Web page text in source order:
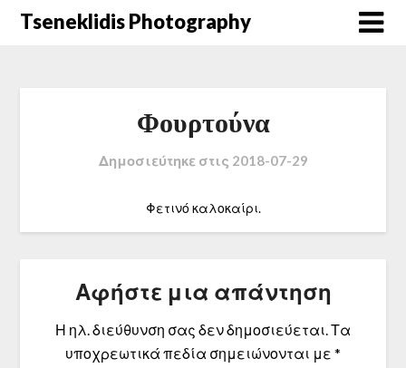
Μετάβαση
Tseneklidis Photography
Φουρτούνα
Δημοσιεύτηκε στις 2018-07-29
Φετινό καλοκαίρι.
Αφήστε μια απάντηση
Η ηλ. διεύθυνση σας δεν δημοσιεύεται.Τα
υποχρεωτικά πεδία σημειώνονται με *